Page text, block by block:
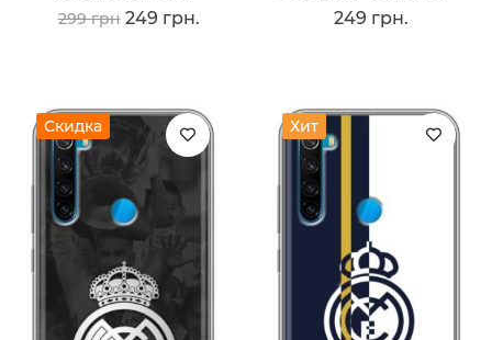
299 грн 249 грн.
249 грн.
Скидка Хит